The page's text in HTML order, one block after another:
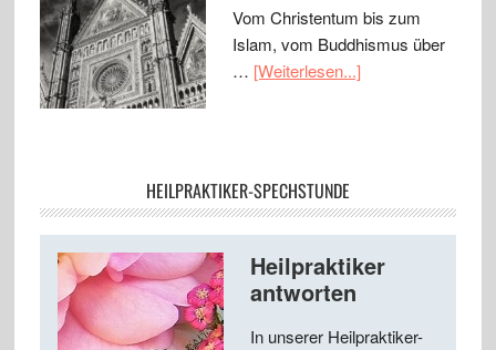
Vom Christentum bis zum
Islam, vom Buddhismus über
… [Weiterlesen...]
HEILPRAKTIKER-SPECHSTUNDE
Heilpraktiker
antworten
In unserer Heilpraktiker-